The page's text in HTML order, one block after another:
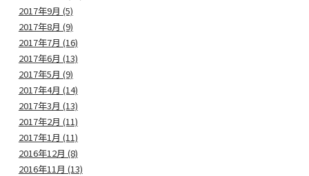
2017年9月 (5)
2017年8月 (9)
2017年7月 (16)
2017年6月 (13)
2017年5月 (9)
2017年4月 (14)
2017年3月 (13)
2017年2月 (11)
2017年1月 (11)
2016年12月 (8)
2016年11月 (13)